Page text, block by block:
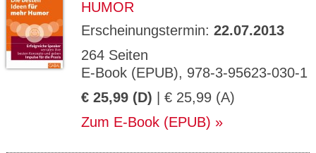
HUMOR
Erscheinungstermin: 22.07.2013
264 Seiten
E-Book (EPUB), 978-3-95623-030-1
€ 25,99 (D) | € 25,99 (A)
Zum E-Book (EPUB)